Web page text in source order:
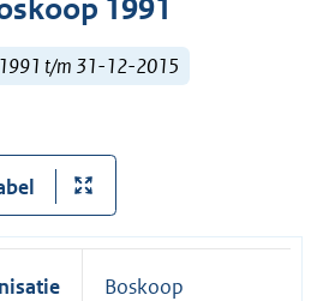
1991
t/m 31-12-2015
Boskoop